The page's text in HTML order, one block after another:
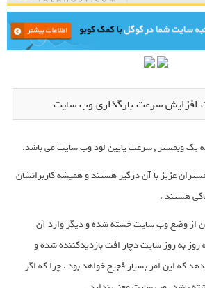
یک وبمستر , سرعت پایین لود وب سایت می باشد.
عزیز با آن درگیر هستند و همیشه کاربرانشان
هستند .
از وضع وب سایت خسته شده و دیگر وارد آن
به روز سایت دچار افت بازدیدکننده شده و
که این امر بسیار فجیح خواهد بود . چرا که اگر